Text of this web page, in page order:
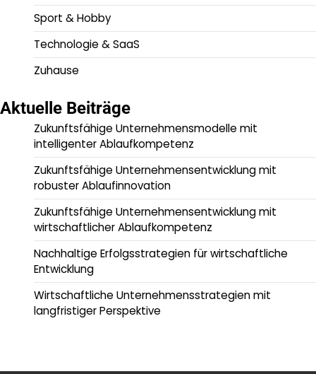
Sport & Hobby
Technologie & SaaS
Zuhause
Aktuelle Beiträge
Zukunftsfähige Unternehmensmodelle mit
intelligenter Ablaufkompetenz
Zukunftsfähige Unternehmensentwicklung mit
robuster Ablaufinnovation
Zukunftsfähige Unternehmensentwicklung mit
wirtschaftlicher Ablaufkompetenz
Nachhaltige Erfolgsstrategien für wirtschaftliche
Entwicklung
Wirtschaftliche Unternehmensstrategien mit
langfristiger Perspektive